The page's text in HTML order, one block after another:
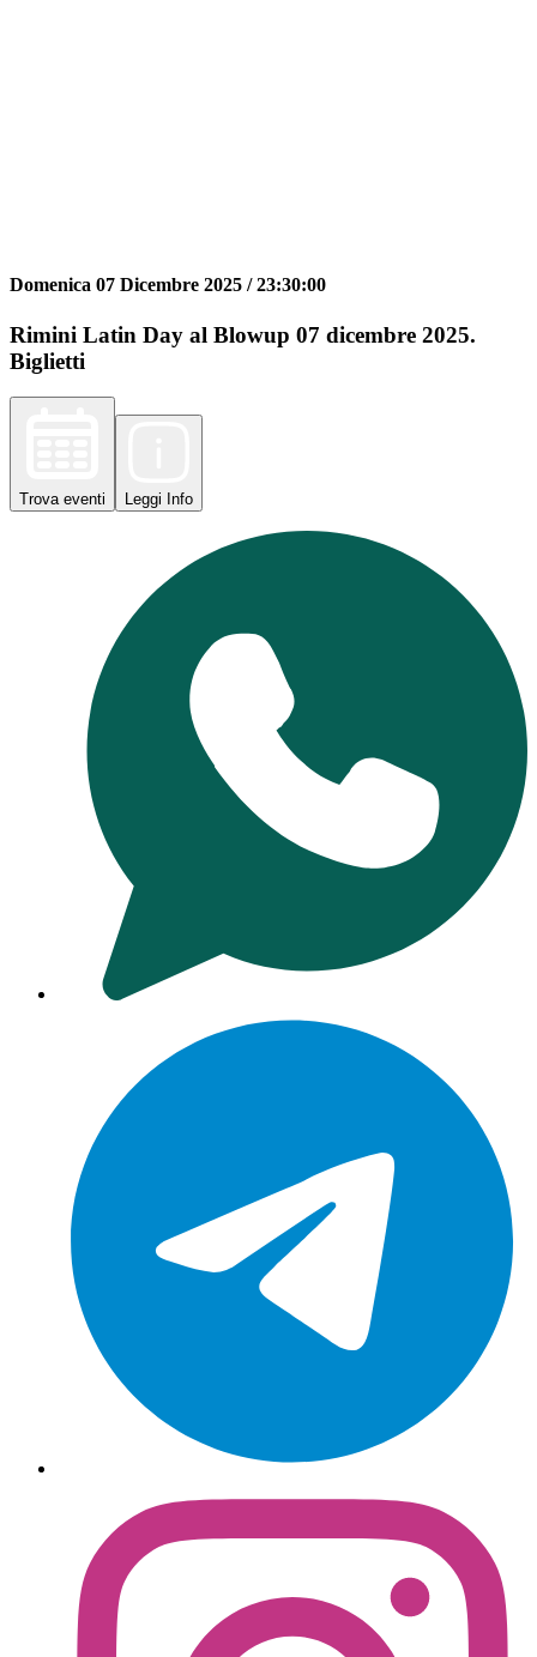
Domenica 07 Dicembre 2025 /23:30:00
Rimini Latin Day al Blowup 07 dicembre 2025.
Biglietti
Trova eventi Leggi Info